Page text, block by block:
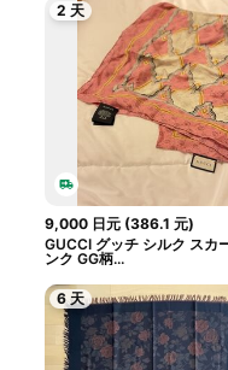
2 天
9,000 日元(386.1 元)
GUCCI グッチ シルク スカ
ンク GG柄...
6 天